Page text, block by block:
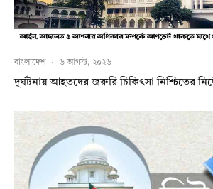
বাংলাদেশ · ৬ আগস্ট, ২০২৬
দুর্ঘটনায় আহতদের জরুরি চিকিৎসা নিশ্চিতের